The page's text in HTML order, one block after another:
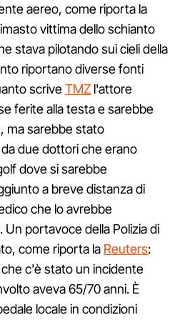
aereo, come riporta la
vittima dello schianto
stava pilotando sui cieli della
riportano diverse fonti
scriveTMZ l'attore
ferite alla testa e sarebbe
ma sarebbe stato
due dottori che erano
dove si sarebbe
a breve distanza di
che lo avrebbe
portavoce della Polizia di
come riporta la Reuters:
c'è stato un incidente
aveva 65/70 anni. È
locale in condizioni